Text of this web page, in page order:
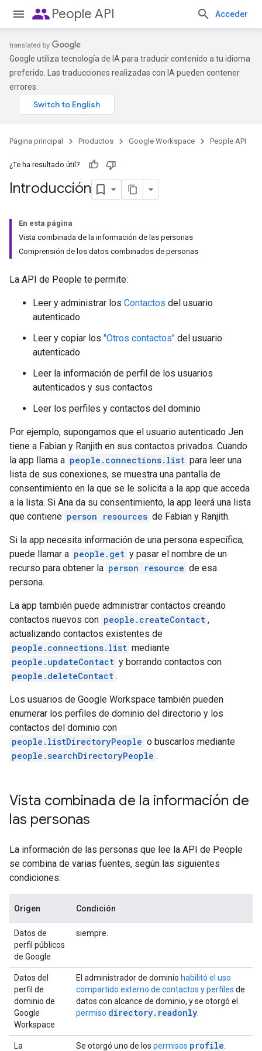
peoplePeople API Acceder
Google utiliza tecnología de IA para traducir contenido a tu idioma
preferido. Las traducciones realizadas con IA pueden contener
errores.
Página principal Productos Google Workspace People API
¿Te ha resultado útil?
Introducción
En esta página
Vista combinada de la información de las personas
Comprensión de los datos combinados de personas
La API de People te permite:
Leer y administrar los Contactos del usuario
autenticado
Leer y copiar los "Otros contactos" del usuario
autenticado
Leer la información de perfil de los usuarios
autenticados y sus contactos
Leer los perfiles y contactos del dominio
Por ejemplo, supongamos que el usuario autenticado Jen
tiene a Fabian y Ranjith en sus contactos privados. Cuando
la app llama a people.connections.list para leer una
lista de sus conexiones, se muestra una pantalla de
consentimiento en la que se le solicita a la app que acceda
a la lista. Si Ana da su consentimiento, la app leerá una lista
que contiene person resources de Fabian y Ranjith.
Si la app necesita información de una persona específica,
puede llamar a people.get y pasar el nombre de un
recurso para obtener la person resource de esa
persona.
La app también puede administrar contactos creando
contactos nuevos con people.createContact ,
actualizando contactos existentes de
people.connections.list mediante
people.updateContact y borrando contactos con
people.deleteContact .
Los usuarios de Google Workspace también pueden
enumerar los perfiles de dominio del directorio y los
contactos del dominio con
people.listDirectoryPeople o buscarlos mediante
people.searchDirectoryPeople .
Vista combinada de la información de
las personas
La información de las personas que lee la API de People
se combina de varias fuentes, según las siguientes
condiciones:
Origen Condición
Datos de
perfil públicos
de Google
siempre.
Datos del
perfil de
dominio de
Google
Workspace
El administrador de dominio habilitó el uso
compartido externo de contactos y perfiles de
datos con alcance de dominio, y se otorgó el
permiso directory.readonly
La Se otorgó uno de los permisos profile